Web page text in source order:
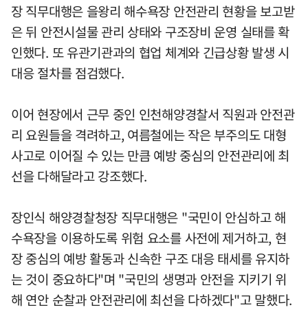
장 직무대행은 을왕리 해수욕장 안전관리 현황을 보고받
은 뒤 안전시설물 관리 상태와 구조장비 운영 실태를 확
인했다. 또 유관기관과의 협업 체계와 긴급상황 발생 시
대응 절차를 점검했다.
이어 현장에서 근무 중인 인천해양경찰서 직원과 안전관
리 요원들을 격려하고, 여름철에는 작은 부주의도 대형
사고로 이어질 수 있는 만큼 예방 중심의 안전관리에 최
선을 다해달라고 강조했다.
장인식 해양경찰청장 직무대행은 "국민이 안심하고 해
수욕장을 이용하도록 위험 요소를 사전에 제거하고, 현
장 중심의 예방 활동과 신속한 구조 대응 태세를 유지하
는 것이 중요하다"며 "국민의 생명과 안전을 지키기 위
해 연안 순찰과 안전관리에 최선을 다하겠다"고 말했다.